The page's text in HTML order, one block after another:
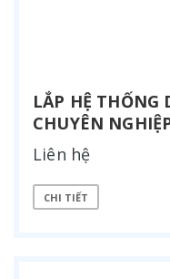
LẮP HỆ THỐNG
CHUYÊN
Liên hệ
CHI TIẾT